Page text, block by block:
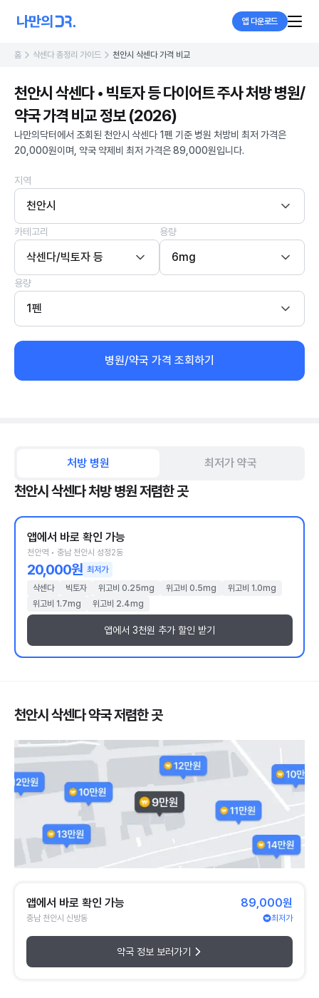
앱 다운로드
홈 삭센다 총정리 가이드 천안시 삭센다 가격 비교
천안시 삭센다 • 빅토자 등 다이어트 주사 처방 병원/
약국 가격 비교 정보 (2026)
나만의닥터에서 조회된 천안시 삭센다 1펜 기준 병원 처방비 최저 가격은
20,000원이며, 약국 약제비 최저 가격은 89,000원입니다.
지역
천안시
카테고리
삭센다/빅토자 등
용량
6mg
용량
1펜
병원/약국 가격 조회하기
처방 병원 최저가 약국
천안시 삭센다 처방 병원 저렴한 곳
앱에서 바로 확인 가능
천안역 • 충남 천안시 성정2동
20,000원 최저가
삭센다
빅토자 위고비 0.25mg 위고비 0.5mg
위고비 1.0mg
위고비 1.7mg
위고비 2.4mg
앱에서 3천원 추가 할인 받기
천안시 삭센다 약국 저렴한 곳
앱에서 바로 확인 가능
충남 천안시 신방동
89,000원
최저가
약국 정보 보러가기